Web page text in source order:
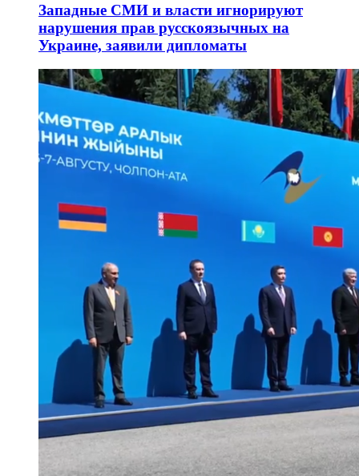
Западные СМИ и власти игнорируют
нарушения прав русскоязычных на
Украине, заявили дипломаты